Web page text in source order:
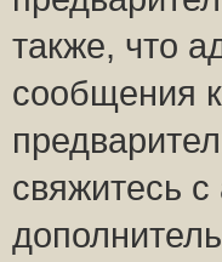
также, что
сообщения
свяжитесь